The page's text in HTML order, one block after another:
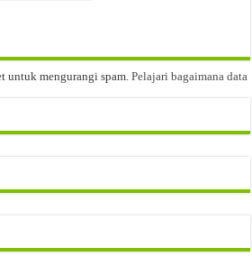
untuk mengurangi spam.Pelajari bagaimana data